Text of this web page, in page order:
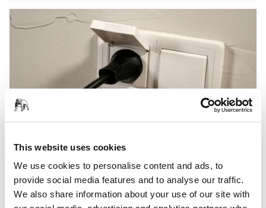
This website uses cookies
We use cookies to personalise content and ads, to
provide social media features and to analyse our traffic.
We also share information about your use of our site with
ASSISTÊNCIA DE MÁQUINAS, ASPIRADORES, RESOLUÇÃO DE
PROBLEMAS DO NOVO ASPIRADOR DE PÓ
Porque é que o meu Aspirador de Pó Mirka®
DEXOS não arranca?